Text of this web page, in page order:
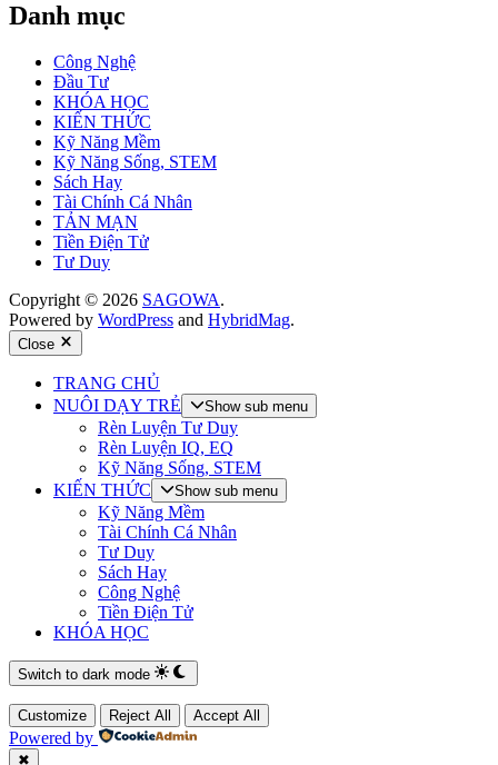
Danh mục
Công Nghệ
Đầu Tư
KHÓA HỌC
KIẾN THỨC
Kỹ Năng Mềm
Kỹ Năng Sống, STEM
Sách Hay
Tài Chính Cá Nhân
TẢN MẠN
Tiền Điện Tử
Tư Duy
Copyright © 2026 SAGOWA.
Powered by WordPress and HybridMag.
Close
TRANG CHỦ
NUÔI DẠY TRẺ
Show sub menu
Rèn Luyện Tư Duy
Rèn Luyện IQ, EQ
Kỹ Năng Sống, STEM
KIẾN THỨC
Show sub menu
Kỹ Năng Mềm
Tài Chính Cá Nhân
Tư Duy
Sách Hay
Công Nghệ
Tiền Điện Tử
KHÓA HỌC
Switch to dark mode
Customize Reject All Accept All
Powered by
✖